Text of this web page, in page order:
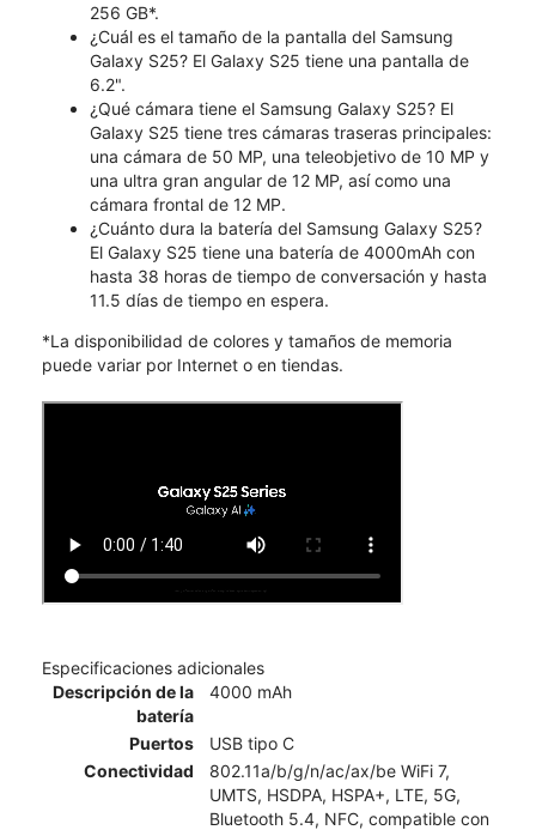
256 GB*.
¿Cuál es el tamaño de la pantalla del Samsung
Galaxy S25? El Galaxy S25 tiene una pantalla de
6.2".
¿Qué cámara tiene el Samsung Galaxy S25? El
Galaxy S25 tiene tres cámaras traseras principales:
una cámara de 50 MP, una teleobjetivo de 10 MP y
una ultra gran angular de 12 MP, así como una
cámara frontal de 12 MP.
¿Cuánto dura la batería del Samsung Galaxy S25?
El Galaxy S25 tiene una batería de 4000mAh con
hasta 38 horas de tiempo de conversación y hasta
11.5 días de tiempo en espera.
*La disponibilidad de colores y tamaños de memoria
puede variar por Internet o en tiendas.
Especificaciones adicionales
Descripción de la
batería
4000 mAh
Puertos
USB tipo C
Conectividad
802.11a/b/g/n/ac/ax/be WiFi 7,
UMTS, HSDPA, HSPA+, LTE, 5G,
Bluetooth 5.4, NFC, compatible con